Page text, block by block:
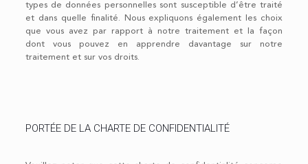
types de données personnelles sont susceptible d’être traité
et dans quelle finalité. Nous expliquons également les choix
que vous avez par rapport à notre traitement et la façon
dont vous pouvez en apprendre davantage sur notre
traitement et sur vos droits.
PORTÉE DE LA CHARTE DE CONFIDENTIALITÉ